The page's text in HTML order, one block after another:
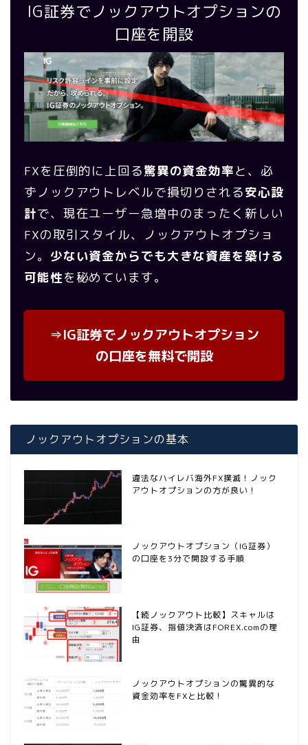
IG証券でノックアウトオプションの
口座を開設
FXを圧倒的に上回る驚異の資金効率と、必
ずノックアウトレベルで損切りされる安心設
計で、現在ユーザー急増中のまったく新しい
FXの取引スタイル、ノックアウトオプショ
ン。 少ない資金からでも大きな資産を築ける
可能性を秘めています。
⇒IG証券でノックアウトオプション
の口座を無料で開設
ノックアウトオプションの基本
違法なハイレバ海外FX撲滅！ノック
アウトオプションの方が良い！
ノックアウトオプション（IG証券）
の口座を3分で開設する手順
【続ノックアウト比較】スキャルは
IG証券、指値決済はFOREX.comの理
由
ノックアウトオプションの驚異的な
資金効率をFXと比較！